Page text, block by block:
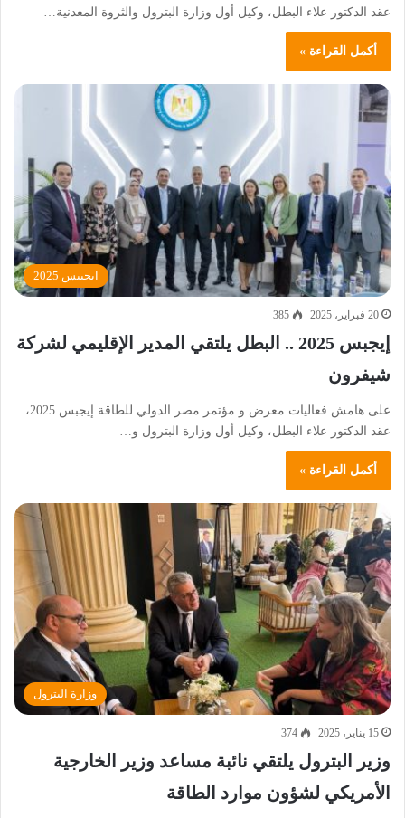
عقد الدكتور علاء البطل، وكيل أول وزارة البترول والثروة المعدنية…
أكمل القراءة »
ايجيبس 2025
20 فبراير، 2025 385
إيجبس 2025 .. البطل يلتقي المدير الإقليمي لشركة
شيفرون
على هامش فعاليات معرض و مؤتمر مصر الدولي للطاقة إيجبس 2025،
عقد الدكتور علاء البطل، وكيل أول وزارة البترول و…
أكمل القراءة »
وزارة البترول
15 يناير، 2025 374
وزير البترول يلتقي نائبة مساعد وزير الخارجية
الأمريكي لشؤون موارد الطاقة